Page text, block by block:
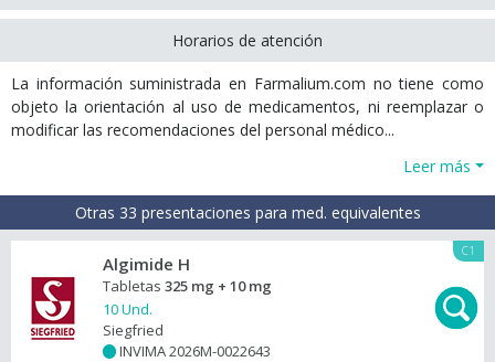
Horarios de atención
La información suministrada en Farmalium.com no tiene como
objeto la orientación al uso de medicamentos, ni reemplazar o
modificar las recomendaciones del personal médico...
Leer más
Otras 33 presentaciones para med. equivalentes
C1
Algimide H
Tabletas 325 mg + 10 mg
10 Und.
Siegfried
INVIMA 2026M-0022643